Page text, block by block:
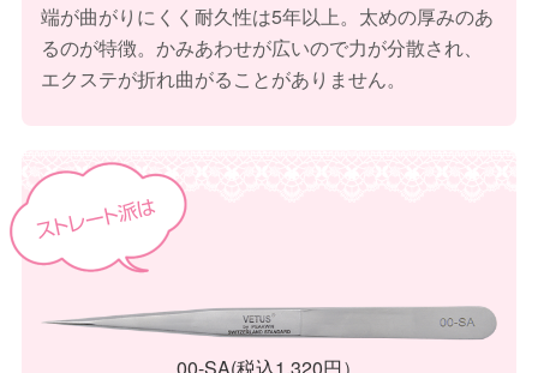
端が曲がりにくく耐久性は5年以上。太めの厚みのあ
るのが特徴。かみあわせが広いので力が分散され、
エクステが折れ曲がることがありません。